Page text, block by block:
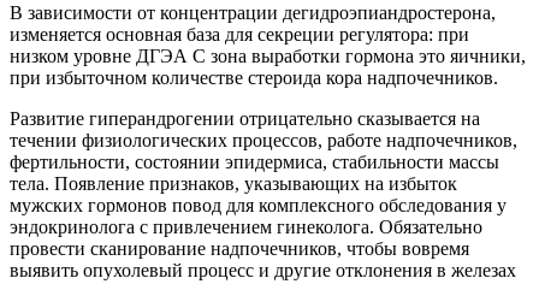
В зависимости от концентрации дегидроэпиандростерона,
изменяется основная база для секреции регулятора: при
низком уровне ДГЭА С зона выработки гормона это яичники,
при избыточном количестве стероида кора надпочечников.
Развитие гиперандрогении отрицательно сказывается на
течении физиологических процессов, работе надпочечников,
фертильности, состоянии эпидермиса, стабильности массы
тела. Появление признаков, указывающих на избыток
мужских гормонов повод для комплексного обследования у
эндокринолога с привлечением гинеколога. Обязательно
провести сканирование надпочечников, чтобы вовремя
выявить опухолевый процесс и другие отклонения в железах